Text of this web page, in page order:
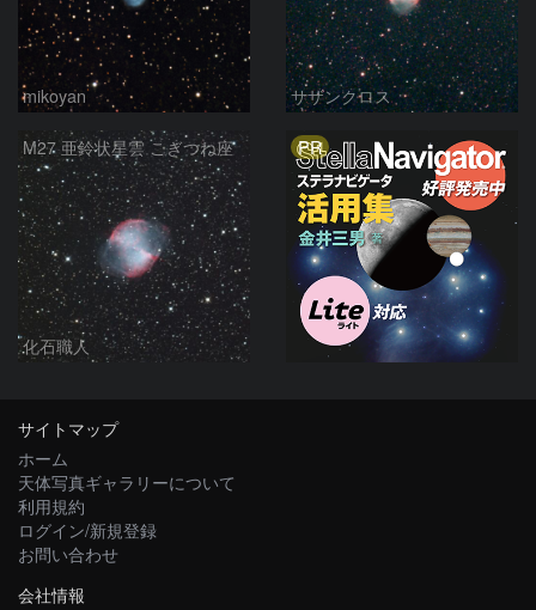
mikoyan サザンクロス
M27 亜鈴状星雲 こぎつね座
化石職人
PR
サイトマップ
ホーム
天体写真ギャラリーについて
利用規約
ログイン/新規登録
お問い合わせ
会社情報